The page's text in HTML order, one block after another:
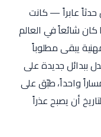
عابراً — كانت
شائعاً في العالم
يبقى مطلوباً
ببدائل جديدة على
واحداً، طبّق على
أن يصبح عذراً